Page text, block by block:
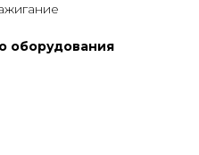
оборудования